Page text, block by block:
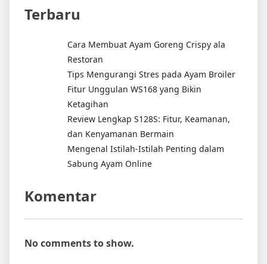
Terbaru
Cara Membuat Ayam Goreng Crispy ala
Restoran
Tips Mengurangi Stres pada Ayam Broiler
Fitur Unggulan WS168 yang Bikin
Ketagihan
Review Lengkap S128S: Fitur, Keamanan,
dan Kenyamanan Bermain
Mengenal Istilah-Istilah Penting dalam
Sabung Ayam Online
Komentar
No comments to show.